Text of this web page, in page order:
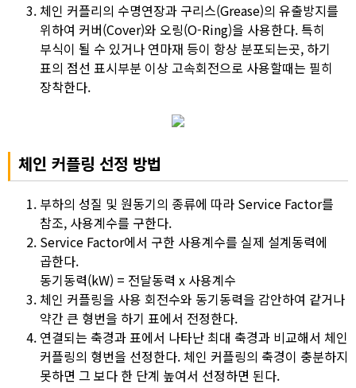
체인 커플리의 수명연장과 구리스(Grease)의 유출방지를
위하여 커버(Cover)와 오링(O-Ring)을 사용한다. 특히
부식이 될 수 있거나 연마재 등이 항상 분포되는곳, 하기
표의 점선 표시부분 이상 고속회전으로 사용할때는 필히
장착한다.
체인 커플링 선정 방법
부하의 성질 및 원동기의 종류에 따라 Service Factor를
참조, 사용계수를 구한다.
Service Factor에서 구한 사용계수를 실제 설계동력에
곱한다.
동기동력(kW) = 전달동력 x 사용계수
체인 커플링을 사용 회전수와 동기동력을 감안하여 같거나
약간 큰 형번을 하기 표에서 전정한다.
연결되는 축경과 표에서 나타난 최대 축경과 비교해서 체인
커플링의 형번을 선정한다. 체인 커플링의 축경이 충분하지
못하면 그 보다 한 단계 높여서 선정하면 된다.